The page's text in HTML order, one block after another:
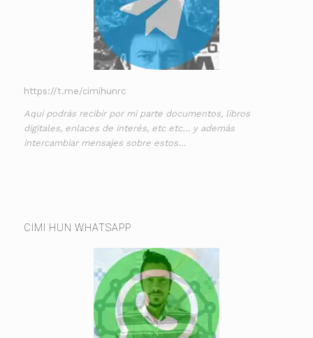
https://t.me/cimihunrc
Aquí podrás recibir por mi parte documentos, libros
digitales, enlaces de interés, etc etc… y además
intercambiar mensajes sobre estos…
CIMI HUN WHATSAPP